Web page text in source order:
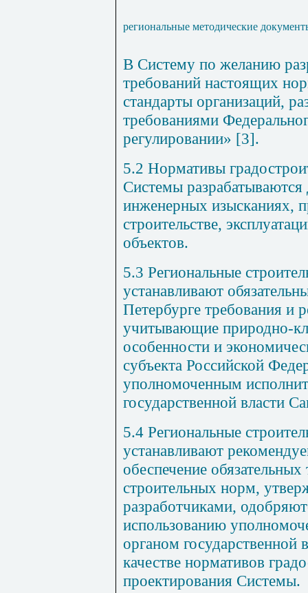
региональные методические
В Систему по желанию
требований настоящих
стандарты организаций,
требованиями
регулировании» [3].
5.2 Нормативы
Системы
инженерных изысканиях,
строительстве,
объектов.
5.3 Региональные
устанавливают
Петербурге требования и
учитывающие природно-
особенности и
субъекта Российской
уполномоченным
государственной власти
5.4 Региональные
устанавливают
обеспечение
строительных норм,
разработчиками,
использованию
органом государственной
качестве нормативов
проектирования Системы.